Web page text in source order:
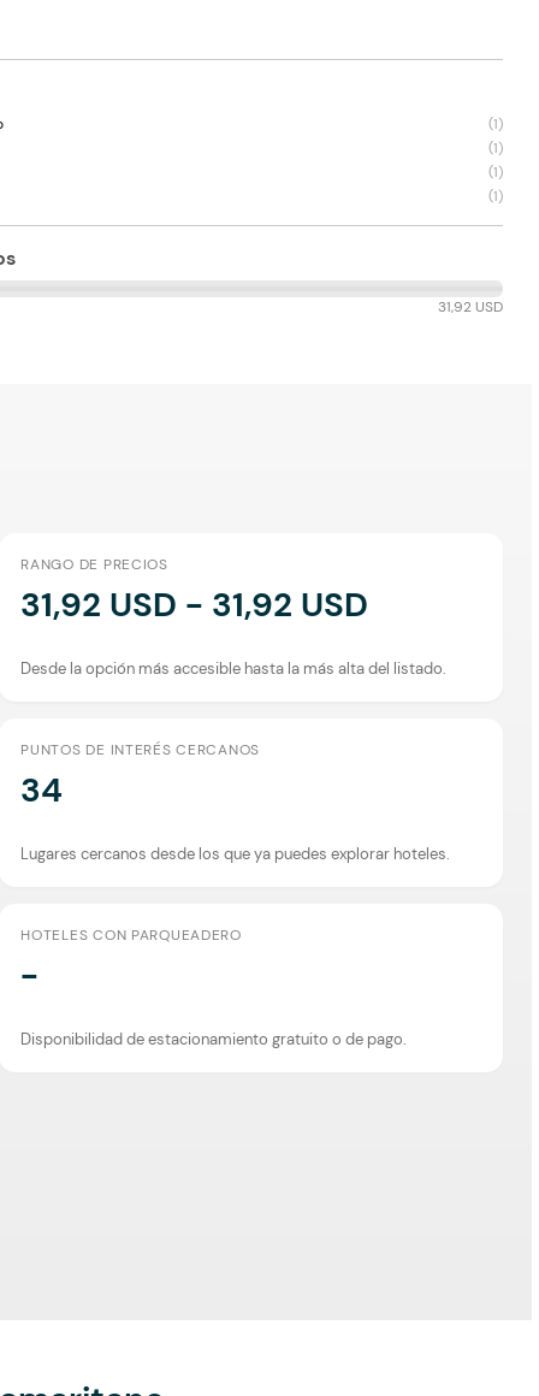
(1)
(1)
(1)
(1)
31,92 USD
RANGO DE PRECIOS
31,92 USD - 31,92 USD
Desde la opción más accesible hasta la más alta del listado.
PUNTOS DE INTERÉS CERCANOS
34
Lugares cercanos desde los que ya puedes explorar hoteles.
HOTELES CON PARQUEADERO
-
Disponibilidad de estacionamiento gratuito o de pago.